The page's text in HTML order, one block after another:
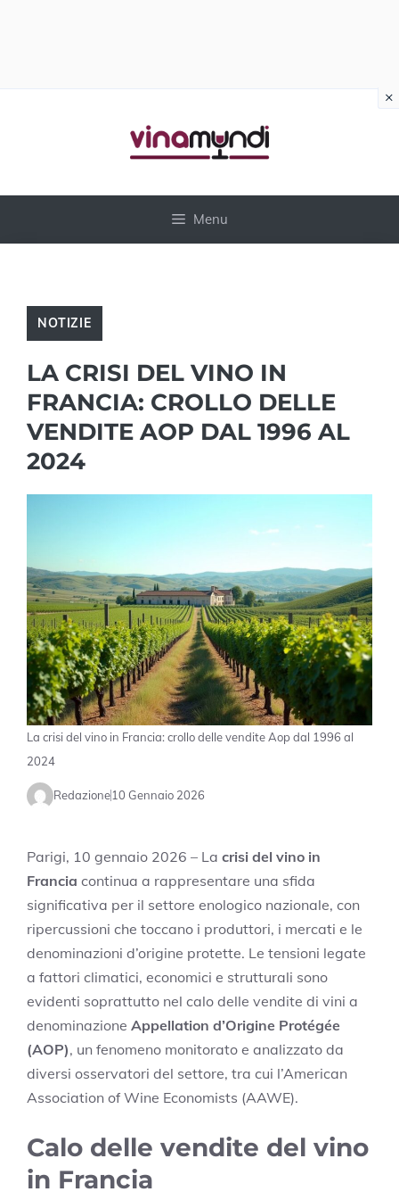
Menu
NOTIZIE
LA CRISI DEL VINO IN
FRANCIA: CROLLO DELLE
VENDITE AOP DAL 1996 AL
2024
La crisi del vino in Francia: crollo delle vendite Aop dal 1996 al
2024
Redazione10 Gennaio 2026
Parigi, 10 gennaio 2026 – La crisi del vino in
Francia continua a rappresentare una sfida
significativa per il settore enologico nazionale, con
ripercussioni che toccano i produttori, i mercati e le
denominazioni d’origine protette. Le tensioni legate
a fattori climatici, economici e strutturali sono
evidenti soprattutto nel calo delle vendite di vini a
denominazione Appellation d’Origine Protégée
(AOP), un fenomeno monitorato e analizzato da
diversi osservatori del settore, tra cui l’American
Association of Wine Economists (AAWE).
Calo delle vendite del vino
in Francia
×